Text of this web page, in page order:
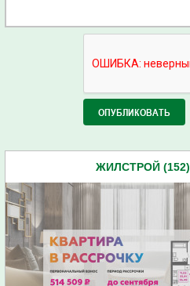
ЖИЛСТРОЙ (152)